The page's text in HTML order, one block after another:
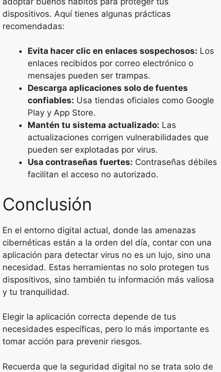
dispositivos. Aquí tienes algunas prácticas
recomendadas:
Evita hacer clic en enlaces sospechosos: Los
enlaces recibidos por correo electrónico o
mensajes pueden ser trampas.
Descarga aplicaciones solo de fuentes
confiables: Usa tiendas oficiales como Google
Play y App Store.
Mantén tu sistema actualizado: Las
actualizaciones corrigen vulnerabilidades que
pueden ser explotadas por virus.
Usa contraseñas fuertes: Contraseñas débiles
facilitan el acceso no autorizado.
Conclusión
En el entorno digital actual, donde las amenazas
cibernéticas están a la orden del día, contar con una
aplicación para detectar virus no es un lujo, sino una
necesidad. Estas herramientas no solo protegen tus
dispositivos, sino también tu información más valiosa
y tu tranquilidad.
Elegir la aplicación correcta depende de tus
necesidades específicas, pero lo más importante es
tomar acción para prevenir riesgos.
Recuerda que la seguridad digital no se trata solo de